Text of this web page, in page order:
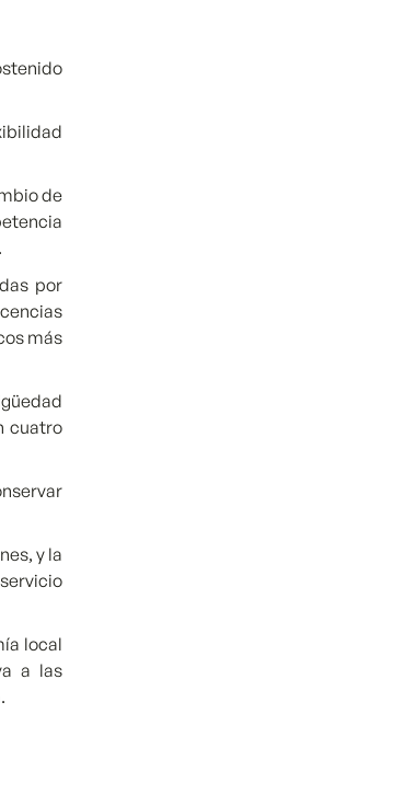
de
por
más
cuatro
y la
local
a las